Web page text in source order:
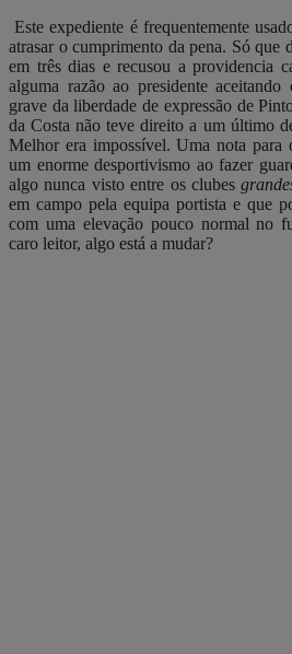
Este expediente é frequentemente
atrasar o cumprimento da pena. Só que
em três dias e recusou a providencia
alguma razão ao presidente
grave da liberdade de expressão de
da Costa não teve direito a um último
Melhor era impossível. Uma nota para
um enorme desportivismo ao fazer
algo nunca visto entre os clubes
em campo pela equipa portista e que
com uma elevação pouco normal no
caro leitor, algo está a mudar?